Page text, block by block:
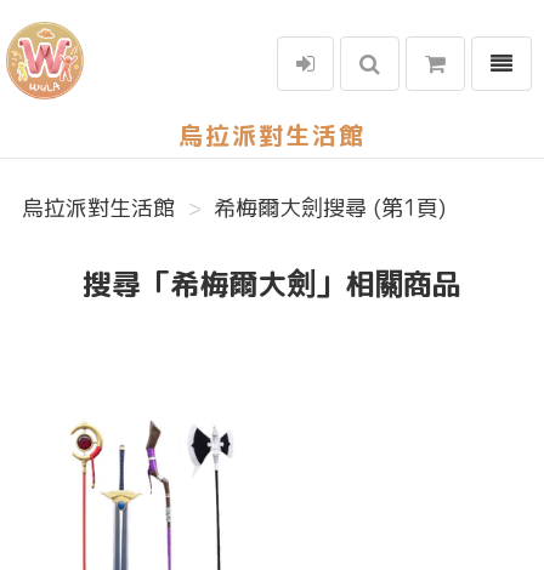
烏拉派對生活館
選單
烏拉派對生活館 希梅爾大劍搜尋 (第1頁)
搜尋「希梅爾大劍」相關商品